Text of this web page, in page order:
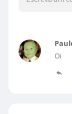
Oi